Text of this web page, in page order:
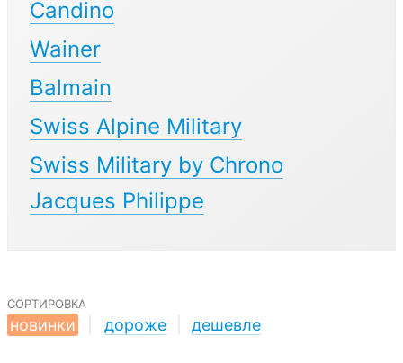
Candino
Wainer
Balmain
Swiss Alpine Military
Swiss Military by Chrono
Jacques Philippe
сортировка
новинки
дороже дешевле